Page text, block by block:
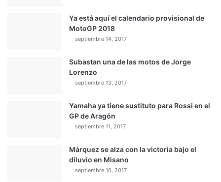
Ya está aquí el calendario provisional de
MotoGP 2018
septiembre 14, 2017
Subastan una de las motos de Jorge
Lorenzo
septiembre 13, 2017
Yamaha ya tiene sustituto para Rossi en el
GP de Aragón
septiembre 11, 2017
Márquez se alza con la victoria bajo el
diluvio en Misano
septiembre 10, 2017